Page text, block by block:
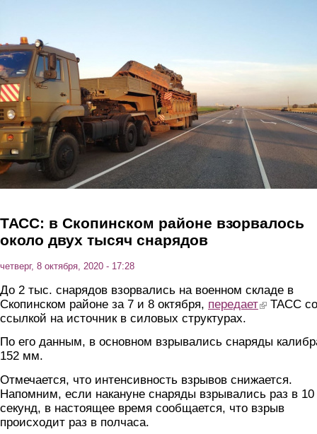
ТАСС: в Скопинском районе взорвалось
около двух тысяч снарядов
четверг, 8 октября, 2020 - 17:28
До 2 тыс. снарядов взорвались на военном складе в
Скопинском районе за 7 и 8 октября, передает(link is
ТАСС со
ссылкой на источник в силовых структурах.
По его данным, в основном взрывались снаряды
152 мм.
Отмечается, что интенсивность взрывов снижается.
Напомним, если накануне снаряды взрывались раз в 10
секунд, в настоящее время сообщается, что взрыв
происходит раз в полчаса.